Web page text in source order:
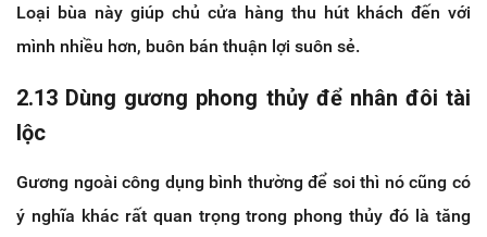
Loại bùa này giúp chủ cửa hàng thu hút khách đến với
mình nhiều hơn, buôn bán thuận lợi suôn sẻ.
2.13 Dùng gương phong thủy để nhân đôi tài
lộc
Gương ngoài công dụng bình thường để soi thì nó cũng có
ý nghĩa khác rất quan trọng trong phong thủy đó là tăng